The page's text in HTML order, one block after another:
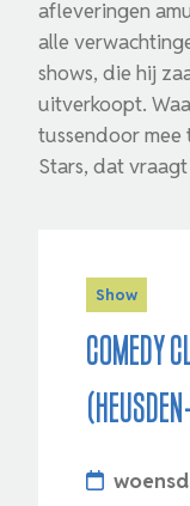
afleveringen
alle
shows, die hij
uitverkoopt.
tussendoor mee
Stars, dat
Show
Comedy